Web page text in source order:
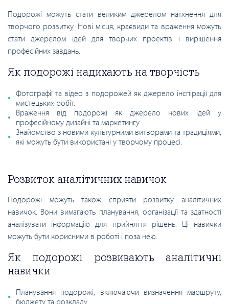
Подорожі можуть стати великим джерелом натхнення для
творчого розвитку. Нові місця, краєвиди та враження можуть
стати джерелом ідей для творчих проектів і вирішення
професійних завдань.
Як подорожі надихають на творчість
Фотографії та відео з подорожей як джерело інспірації для
мистецьких робіт.
Враження від подорожі як джерело нових ідей у
професійному дизайні та маркетингу.
Знайомство з новими культурними витворами та традиціями,
які можуть бути використані у творчому процесі.
Розвиток аналітичних навичок
Подорожі можуть також сприяти розвитку аналітичних
навичок. Вони вимагають планування, організації та здатності
аналізувати інформацію для прийняття рішень. Ці навички
можуть бути корисними в роботі і поза нею.
Як подорожі розвивають аналітичні
навички
Планування подорожі, включаючи визначення маршруту,
бюджету та розкладу.